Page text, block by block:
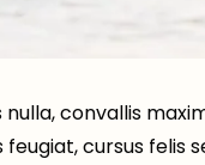
convallis
cursus felis